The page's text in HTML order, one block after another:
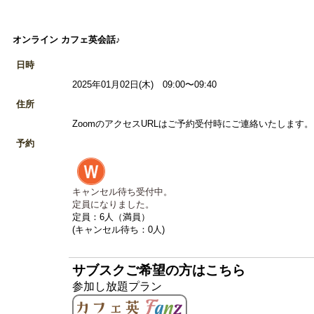
オンライン カフェ英会話♪
日時
2025年01月02日(木) 09:00〜09:40
住所
ZoomのアクセスURLはご予約受付時にご連絡いたします
予約
キャンセル待ち受付中。
定員になりました。
定員：6人（満員）
(キャンセル待ち：0人)
サブスクご希望の方はこちら
参加し放題プラン